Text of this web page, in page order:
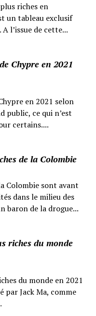
riches en
un tableau exclusif
l’issue de cette...
Chypre en 2021
en 2021 selon
public, ce qui n’est
certains....
de la Colombie
Colombie sont avant
dans le milieu des
baron de la drogue...
riches du monde
du monde en 2021
par Jack Ma, comme